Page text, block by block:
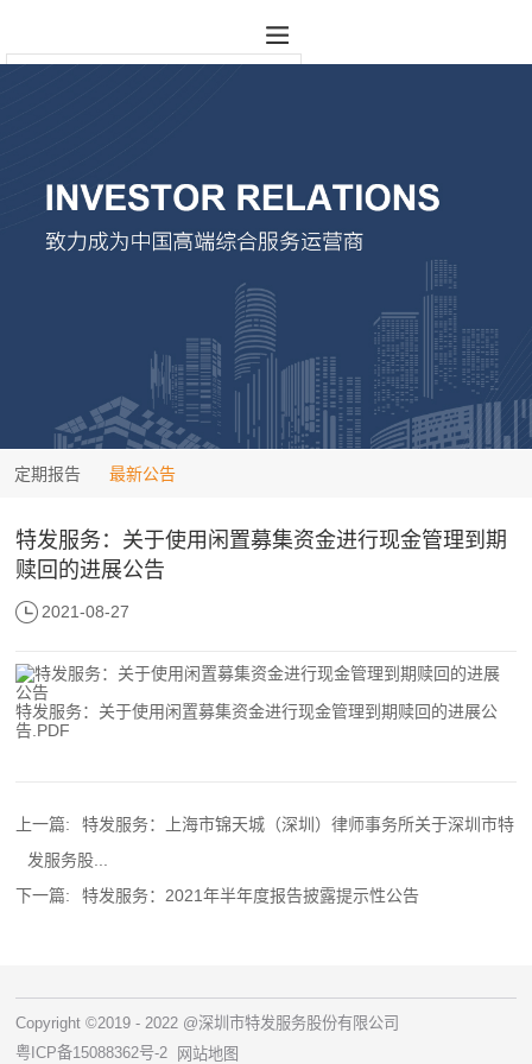
定期报告 最新公告
特发服务：关于使用闲置募集资金进行现金管理到期
赎回的进展公告
2021-08-27
特发服务：关于使用闲置募集资金进行现金管理到期赎回的进展公
告.PDF
上一篇:
特发服务：上海市锦天城（深圳）律师事务所关于深圳市特
发服务股...
下一篇:
特发服务：2021年半年度报告披露提示性公告
Copyright ©2019 - 2022 @深圳市特发服务股份有限公司
粤ICP备15088362号-2
网站地图